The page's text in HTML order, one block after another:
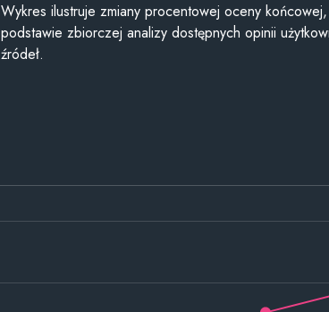
Wykres ilustruje zmiany procentowej oceny
podstawie zbiorczej analizy dostępnych opinii
źródeł.